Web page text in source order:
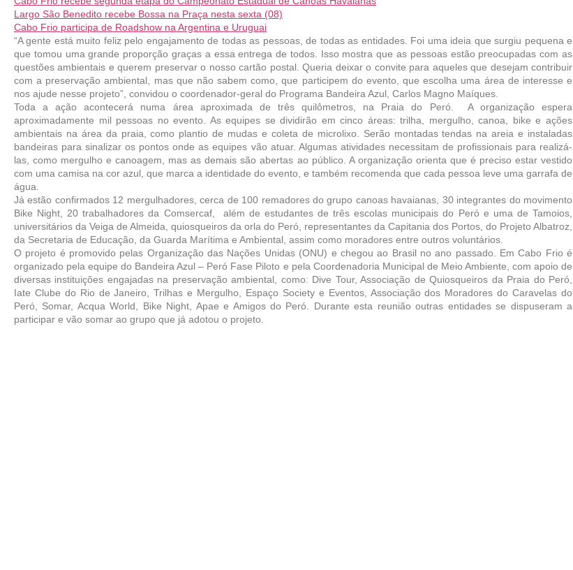
Largo São Benedito recebe Bossa na Praça nesta sexta (08)
Cabo Frio participa de Roadshow na Argentina e Uruguai
“A gente está muito feliz pelo engajamento de todas as pessoas, de todas as entidades. Foi uma ideia que surgiu pequena e
que tomou uma grande proporção graças a essa entrega de todos. Isso mostra que as pessoas estão preocupadas com as
questões ambientais e querem preservar o nosso cartão postal. Queria deixar o convite para aqueles que desejam contribuir
com a preservação ambiental, mas que não sabem como, que participem do evento, que escolha uma área de interesse e
nos ajude nesse projeto”, convidou o coordenador-geral do Programa Bandeira Azul, Carlos Magno Maíques.
Toda a ação acontecerá numa área aproximada de três quilômetros, na Praia do Peró.  A organização espera
aproximadamente mil pessoas no evento. As equipes se dividirão em cinco áreas: trilha, mergulho, canoa, bike e ações
ambientais na área da praia, como plantio de mudas e coleta de microlixo. Serão montadas tendas na areia e instaladas
bandeiras para sinalizar os pontos onde as equipes vão atuar. Algumas atividades necessitam de profissionais para realizá-
las, como mergulho e canoagem, mas as demais são abertas ao público. A organização orienta que é preciso estar vestido
com uma camisa na cor azul, que marca a identidade do evento, e também recomenda que cada pessoa leve uma garrafa de
água.
Já estão confirmados 12 mergulhadores, cerca de 100 remadores do grupo canoas havaianas, 30 integrantes do movimento
Bike Night, 20 trabalhadores da Comsercaf,  além de estudantes de três escolas municipais do Peró e uma de Tamoios,
universitários da Veiga de Almeida, quiosqueiros da orla do Peró, representantes da Capitania dos Portos, do Projeto Albatroz,
da Secretaria de Educação, da Guarda Marítima e Ambiental, assim como moradores entre outros voluntários.
O projeto é promovido pelas Organização das Nações Unidas (ONU) e chegou ao Brasil no ano passado. Em Cabo Frio é
organizado pela equipe do Bandeira Azul – Peró Fase Piloto e pela Coordenadoria Municipal de Meio Ambiente, com apoio de
diversas instituições engajadas na preservação ambiental, como: Dive Tour, Associação de Quiosqueiros da Praia do Peró,
Iate Clube do Rio de Janeiro, Trilhas e Mergulho, Espaço Society e Eventos, Associação dos Moradores do Caravelas do
Peró, Somar, Acqua World, Bike Night, Apae e Amigos do Peró. Durante esta reunião outras entidades se dispuseram a
participar e vão somar ao grupo que já adotou o projeto.